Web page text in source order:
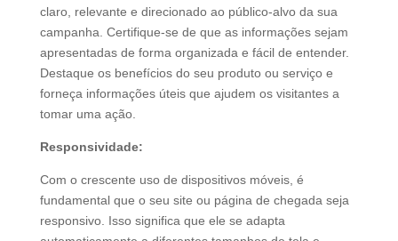
claro, relevante e direcionado ao público-alvo da sua
campanha. Certifique-se de que as informações sejam
apresentadas de forma organizada e fácil de entender.
Destaque os benefícios do seu produto ou serviço e
forneça informações úteis que ajudem os visitantes a
tomar uma ação.
Responsividade:
Com o crescente uso de dispositivos móveis, é
fundamental que o seu site ou página de chegada seja
responsivo. Isso significa que ele se adapta